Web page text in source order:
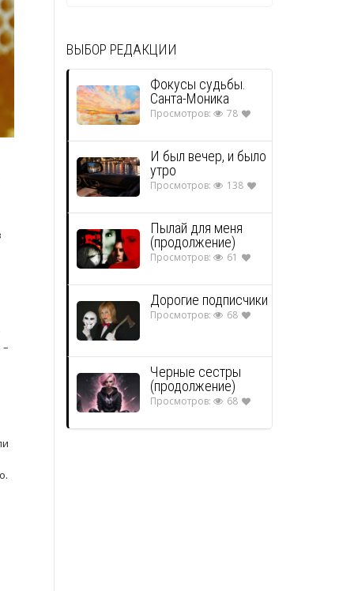
ВЫБОР РЕДАКЦИИ
Фокусы судьбы.
Санта-Моника
Просмотров: 78
И был вечер, и было
утро
Просмотров: 138
Пылай для меня
(продолжение)
Просмотров: 61
Дорогие подписчики
Просмотров: 68
Черные сестры
(продолжение)
Просмотров: 68